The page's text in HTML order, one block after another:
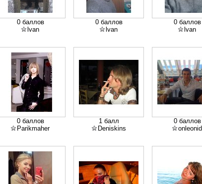
0 баллов
lvan
0 баллов
lvan
0 баллов
lvan
0 баллов
Parikmaher
1 балл
Deniskins
0 баллов
onleonid